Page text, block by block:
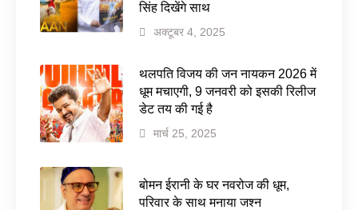
सिंह दिखेंगे साथ
अक्टूबर 4, 2025
थलपति विजय की जन नायकन 2026 में
धूम मचाएगी, 9 जनवरी को इसकी रिलीज
डेट तय की गई है
मार्च 25, 2025
बोमन ईरानी के घर नवरोज की धूम,
परिवार के साथ मनाया जश्न